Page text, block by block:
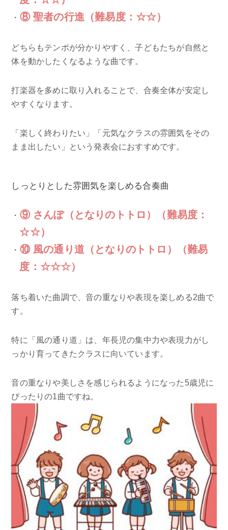
⑧ 聖者の行進（難易度：☆☆）
どちらもテンポが分かりやすく、子どもたちが自然と
体を動かしたくなるような曲です。
打楽器を多めに取り入れることで、合奏全体が安定し
やすくなります。
「楽しく終わりたい」「元気なクラスの雰囲気をその
まま出したい」という発表会におすすめです。
しっとりとした雰囲気を楽しめる合奏曲
⑨ さんぽ（となりのトトロ）（難易度：
☆☆）
⑩ 風の通り道（となりのトトロ）（難易
度：☆☆☆）
落ち着いた曲調で、音の重なりや表現を楽しめる2曲で
す。
特に「風の通り道」は、年長児の集中力や表現力がし
っかり育ってきたクラスに向いています。
音の重なりや美しさを感じられるようになった5歳児に
ぴったりの1曲ですね。